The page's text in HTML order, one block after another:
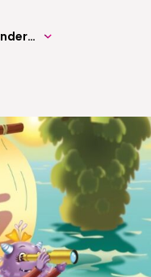
Volwassenenonderwijs